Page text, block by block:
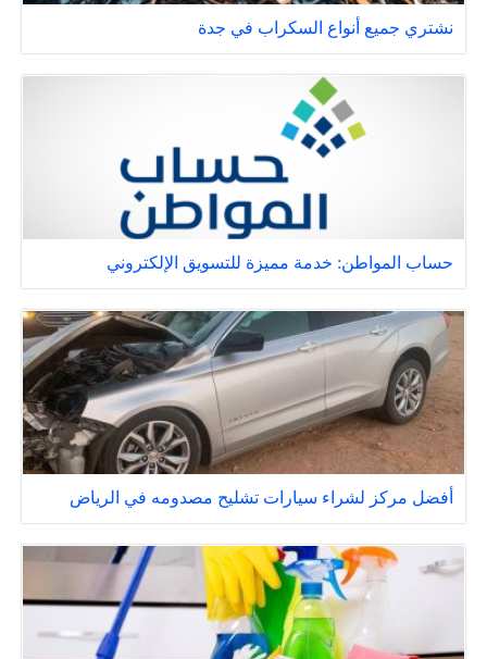
نشتري جميع أنواع السكراب في جدة
حساب المواطن: خدمة مميزة للتسويق الإلكتروني
أفضل مركز لشراء سيارات تشليح مصدومه في الرياض